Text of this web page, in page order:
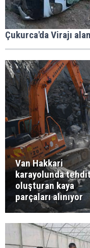
Çukurca'da Virajı
Van Hakkari
karayolunda
oluşturan kaya
parçaları alınıyor